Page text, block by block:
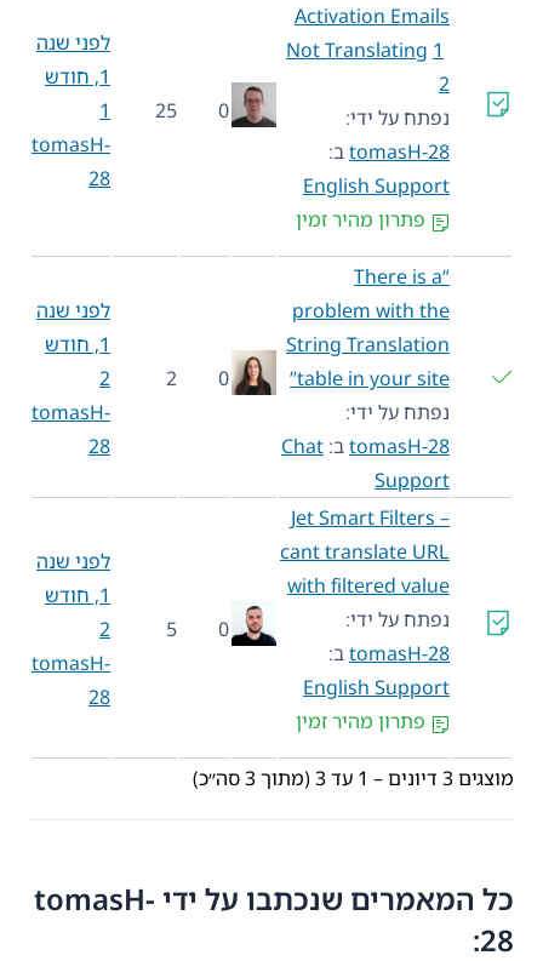
Activation Emails
Not Translating 1
2
נפתח על ידי:
tomasH-28ב:
English Support
פתרון מהיר זמין
0
25
לפני שנה
1, חודש
1
tomasH-
28
“There is a
problem with the
String Translation
table in your site”
נפתח על ידי:
tomasH-28ב: Chat
Support
0
2
לפני שנה
1, חודש
2
tomasH-
28
Jet Smart Filters –
cant translate URL
with filtered value
נפתח על ידי:
tomasH-28ב:
English Support
פתרון מהיר זמין
0
5
לפני שנה
1, חודש
2
tomasH-
28
מוצגים 3 דיונים – 1 עד 3 (מתוך 3 סה״כ)
כל המאמרים שנכתבו על ידי tomasH-
28: